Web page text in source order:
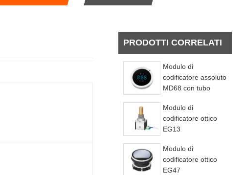
PRODOTTI CORRELATI
Modulo di
codificatore assoluto
MD68 con tubo
Modulo di
codificatore ottico
EG13
Modulo di
codificatore ottico
EG47